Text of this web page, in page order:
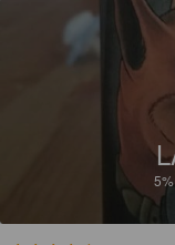
5%